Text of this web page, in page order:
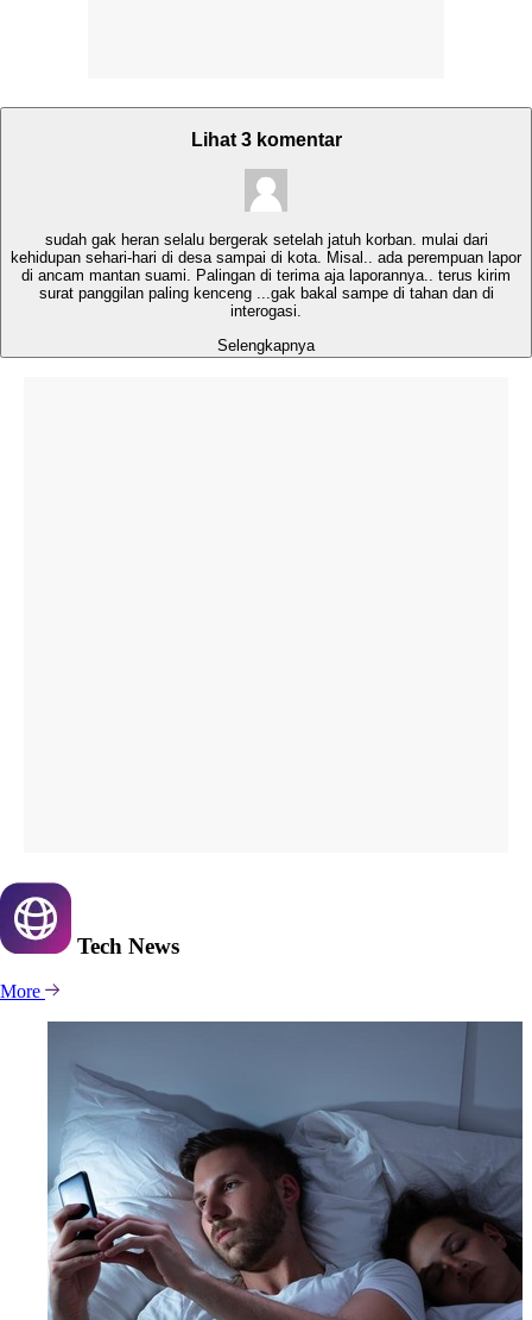
Lihat 3 komentar
sudah gak heran selalu bergerak setelah jatuh korban. mulai dari
kehidupan sehari-hari di desa sampai di kota. Misal.. ada perempuan lapor
di ancam mantan suami. Palingan di terima aja laporannya.. terus kirim
surat panggilan paling kenceng ...gak bakal sampe di tahan dan di
interogasi.
Selengkapnya
Tech News
More